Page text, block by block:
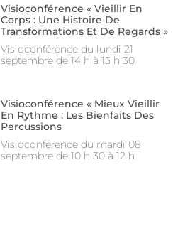
Visioconférence « Vieillir En
Corps : Une Histoire De
Transformations Et De Regards »
Visioconférence du lundi 21
septembre de 14 h à 15 h 30
Visioconférence « Mieux Vieillir
En Rythme : Les Bienfaits Des
Percussions
Visioconférence du mardi 08
septembre de 10 h 30 à 12 h